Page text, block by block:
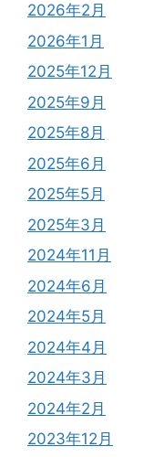
2026年2月
2026年1月
2025年12月
2025年9月
2025年8月
2025年6月
2025年5月
2025年3月
2024年11月
2024年6月
2024年5月
2024年4月
2024年3月
2024年2月
2023年12月